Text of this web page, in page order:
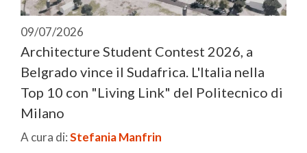
09/07/2026
Architecture Student Contest 2026, a
Belgrado vince il Sudafrica. L'Italia nella
Top 10 con "Living Link" del Politecnico di
Milano
A cura di:Stefania Manfrin